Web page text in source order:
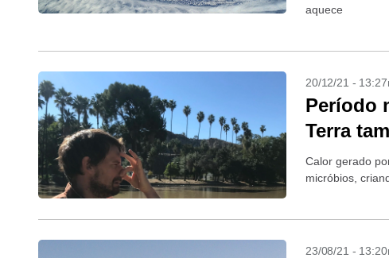
aquece
20/12/21 -
Período
Terra
Calor gerado
micróbios,
23/08/21 -